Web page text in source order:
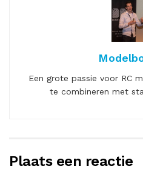
Een grote passie voor RC
te combineren met
Plaats een reactie